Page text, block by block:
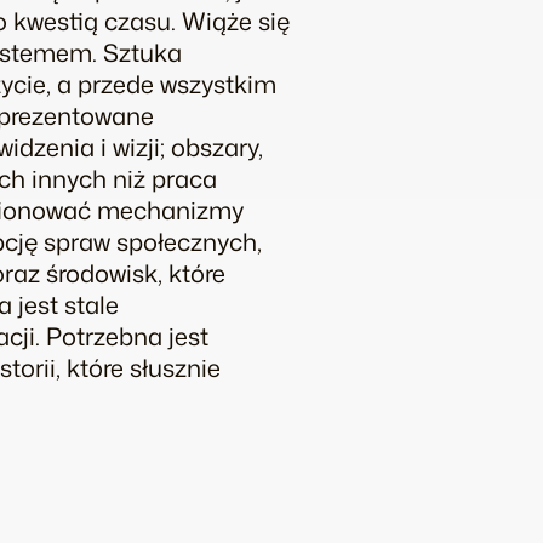
czasu. Wiąże się
Sztuka
a przede wszystkim
i wizji; obszary,
innych niż praca
mechanizmy
spraw społecznych,
środowisk, które
jest stale
Potrzebna jest
które słusznie